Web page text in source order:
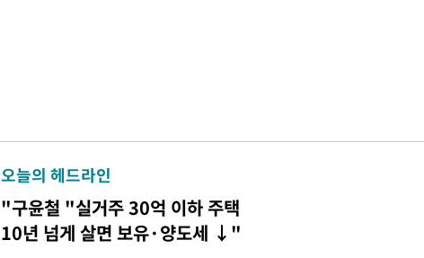
오늘의 헤드라인
"구윤철 "실거주 30억 이하 주택
10년 넘게 살면 보유·양도세 ↓"